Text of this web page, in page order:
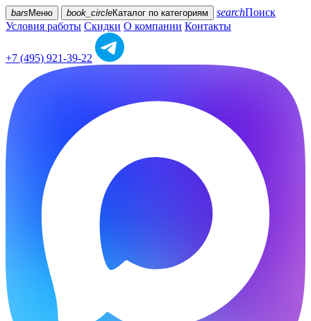
bars Меню book_circleКаталог по категориям searchПоиск
Условия работы Скидки О компании Контакты
+7 (495) 921-39-22